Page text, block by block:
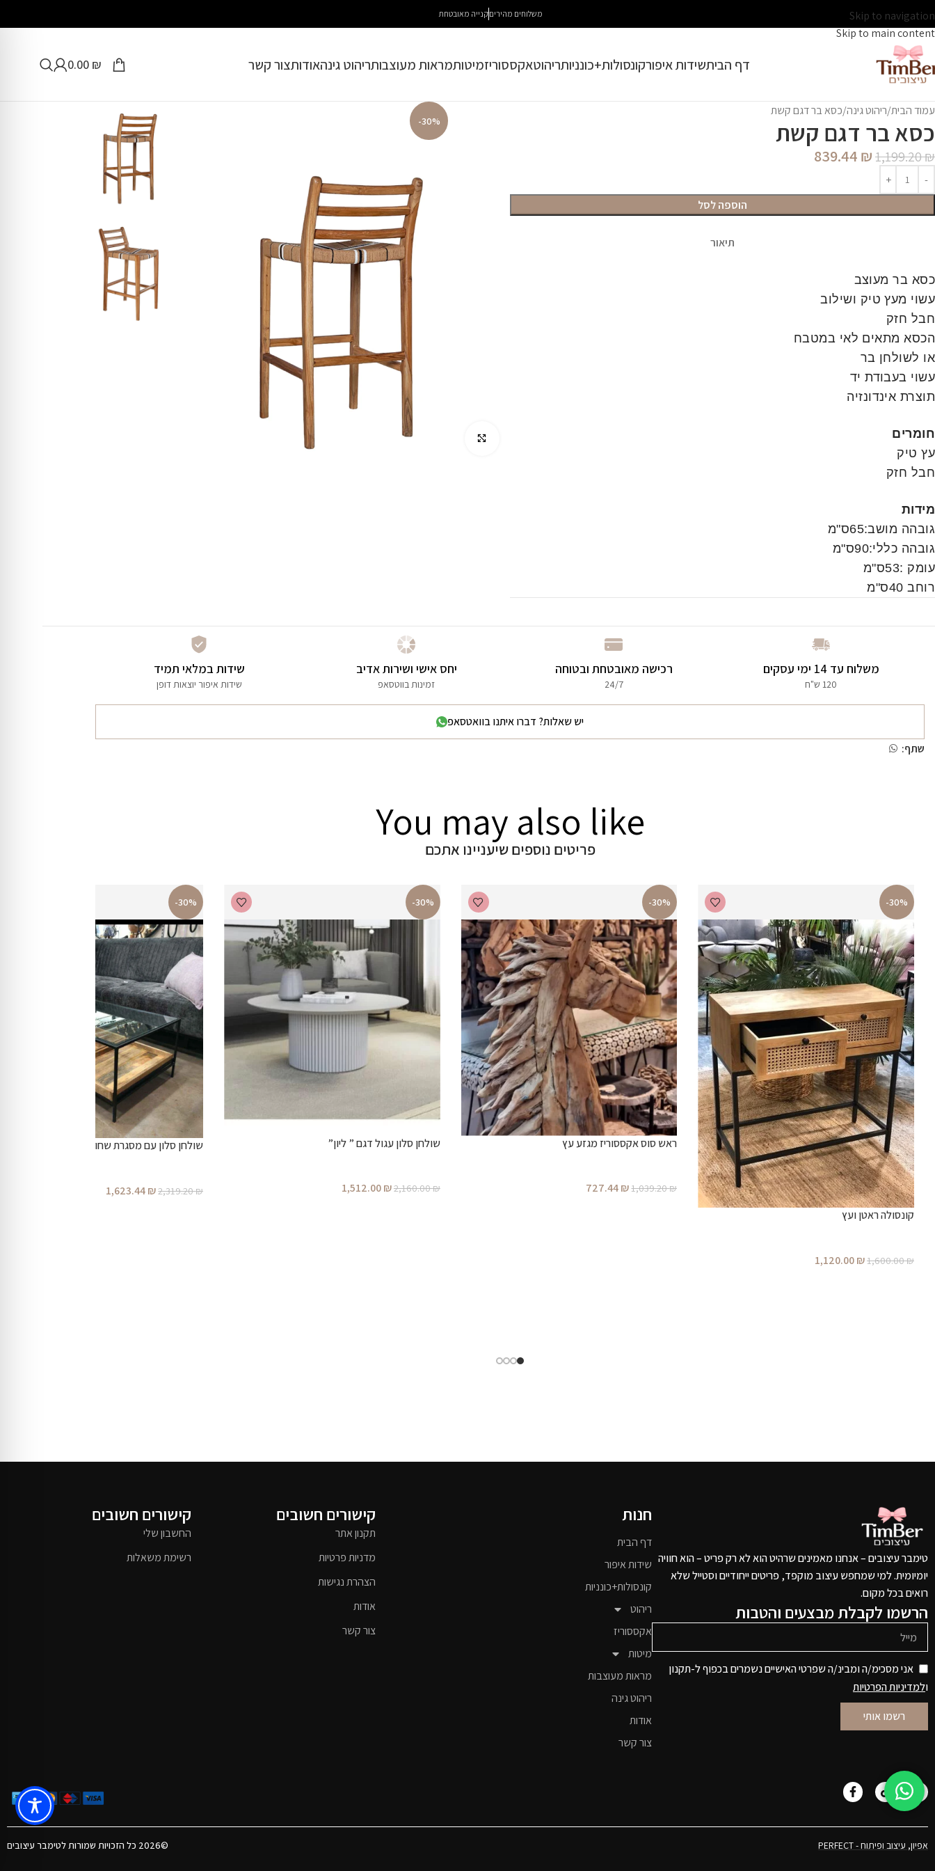
Skip to navigation
Skip to main content
משלוחים מהיריםקנייה מאובטחת
דף הביתשידות איפורקונסולות+כונניותריהוטאקססוריזמיטותמראות מעוצבותריהוט גינהאודותצור קשר 0.00 ₪
עמוד הבית ריהוט גינה כסא בר דגם קשת
כסא בר דגם קשת
1,199.20₪
839.44 ₪
הוספה לסל
תיאור
כסא בר מעוצב
עשוי מעץ טיק ושילוב
חבל חזק
הכסא מתאים לאי במטבח
או לשולחן בר
עשוי בעבודת יד
תוצרת אינדונזיה
חומרים
עץ טיק
חבל חזק
מידות
גובהה מושב:65ס"מ
גובהה כללי:90ס"מ
עומק :53ס"מ
רוחב 40ס"מ
-30%
משלוח עד 14 ימי עסקים
120 ש"ח
רכישה מאובטחת ובטוחה
24/7
יחס אישי ושירות אדיב
זמינות בווטסאפ
שידות במלאי תמיד
שידות איפור יוצאות דופן
יש שאלות? דברו איתנו בוואטסאפ
שתף:
You may also like
פריטים נוספים שיעניינו אתכם
-30%
קונסולה ראטן ועץ
1,600.00₪
1,120.00₪
-30%
ראש סוס אקססוריז מגזע עץ
1,039.20₪
727.44₪
-30%
שולחן סלון עגול דגם ” ליון”
2,160.00₪
1,512.00₪
-30%
שולחן סלון עם מסגרת שחורה
2,319.20₪
1,623.44₪
טימבר עיצובים – אנחנו מאמינים שרהיט הוא לא רק פריט – הוא חוויה
יומיומית. למי שמחפש עיצוב מוקפד, פריטים ייחודיים וסטייל שלא
רואים בכל מקום.
הרשמו לקבלת מבצעים והטבות
אני מסכימ/ה ומבינ/ה שפרטי האישיים נשמרים בכפוף ל-תקנון
ולמדיניות הפרטיות
רשמו אותי
חנות
דף הבית
שידות איפור
קונסולות+כונניות
ריהוט
אקססוריז
מיטות
מראות מעוצבות
ריהוט גינה
אודות
צור קשר
קישורים חשובים
תקנון אתר
מדניות פרטיות
הצהרת נגישות
אודות
צור קשר
קישורים חשובים
החשבון שלי
רשימת משאלות
אפיון, עיצוב ופיתוח - PERFECT ©2026 כל הזכויות שמורות לטימבר עיצובים